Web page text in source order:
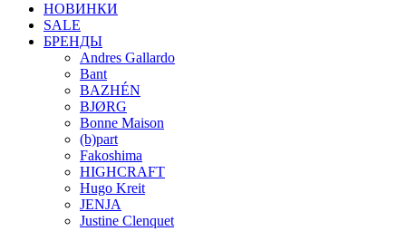
НОВИНКИ
SALE
БРЕНДЫ
Andres Gallardo
Bant
BAZHÉN
BJØRG
Bonne Maison
(b)part
Fakoshima
HIGHCRAFT
Hugo Kreit
JENJA
Justine Clenquet